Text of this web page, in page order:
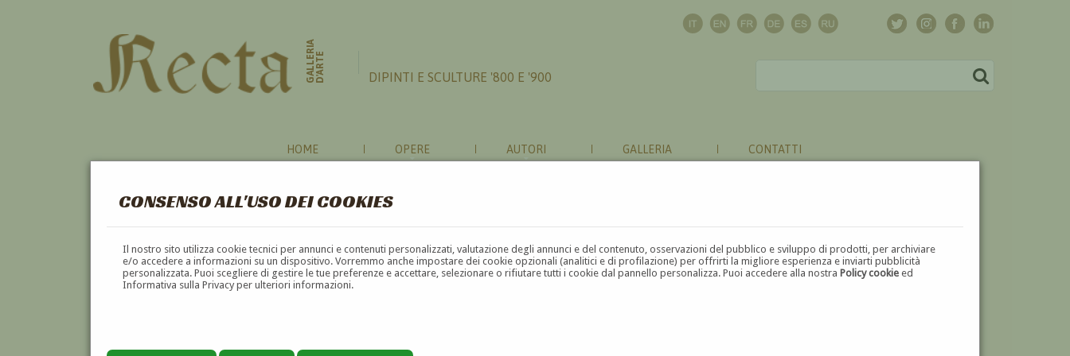
CONSENSO ALL'USO DEI COOKIES
Il nostro sito utilizza cookie tecnici per annunci e contenuti personalizzati, valutazione degli annunci e del contenuto, osservazioni del pubblico e sviluppo di prodotti, per archiviare
e/o accedere a informazioni su un dispositivo. Vorremmo anche impostare dei cookie opzionali (analitici e di profilazione) per offrirti la migliore esperienza e inviarti pubblicità
personalizzata. Puoi scegliere di gestire le tue preferenze e accettare, selezionare o rifiutare tutti i cookie dal pannello personalizza. Puoi accedere alla nostraPolicy cookie ed
Informativa sulla Privacy per ulteriori informazioni.
GALLERIAD'ARTE DIPINTI E SCULTURE '800 E '900
HOME OPERE AUTORI GALLERIA CONTATTI
SCULTURA
A B C D E F G H I J K L M N O P Q R S T U V W X Y Z ⬅